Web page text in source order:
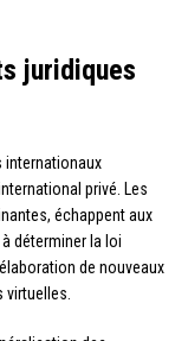
juridiques
internationaux
privé. Les
échappent aux
déterminer la loi
de nouveaux